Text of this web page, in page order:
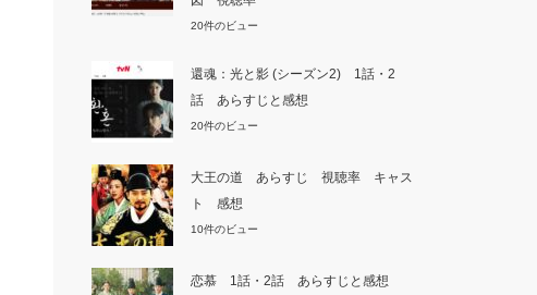
20件のビュー
還魂：光と影 (シーズン2) 1話・2
話 あらすじと感想
20件のビュー
大王の道 あらすじ 視聴率 キャス
ト 感想
10件のビュー
恋慕 1話・2話 あらすじと感想